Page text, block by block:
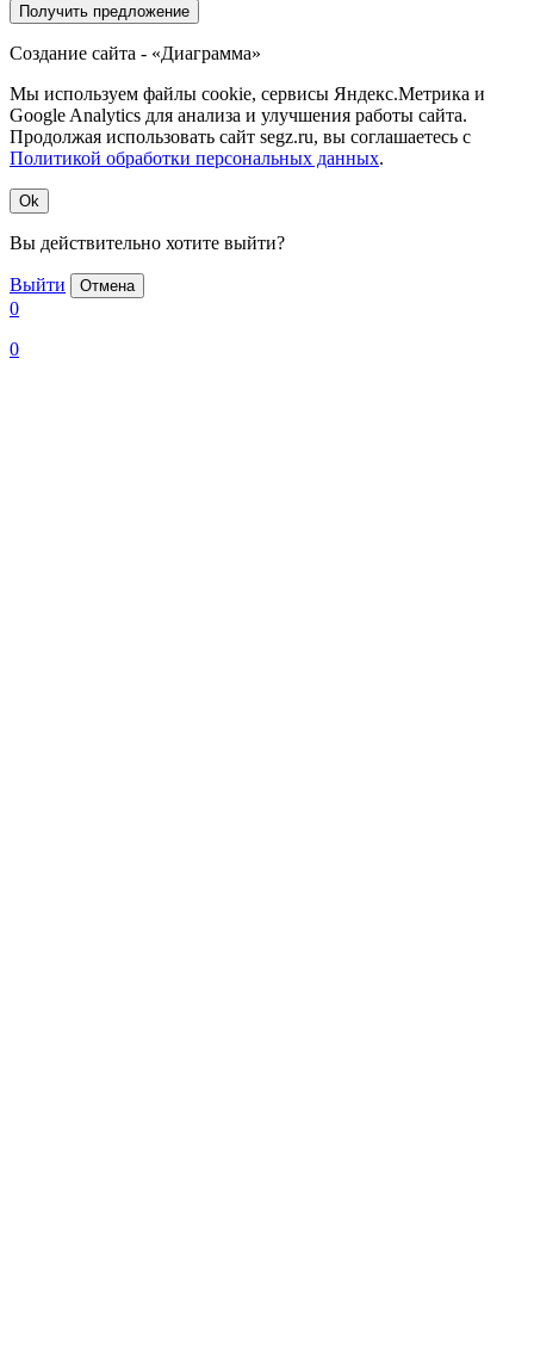
Получить предложение
Создание сайта - «Диаграмма»
Мы используем файлы cookie, сервисы Яндекс.Метрика и
Google Analytics для анализа и улучшения работы сайта.
Продолжая использовать сайт segz.ru, вы соглашаетесь с
Политикой обработки персональных данных.
Ok
Вы действительно хотите выйти?
Выйти Отмена
0
0